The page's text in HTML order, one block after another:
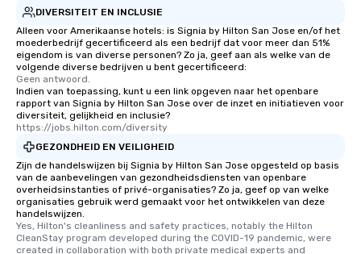
DIVERSITEIT EN INCLUSIE
Alleen voor Amerikaanse hotels: is Signia by Hilton San Jose en/of het
moederbedrijf gecertificeerd als een bedrijf dat voor meer dan 51%
eigendom is van diverse personen? Zo ja, geef aan als welke van de
volgende diverse bedrijven u bent gecertificeerd:
Geen antwoord.
Indien van toepassing, kunt u een link opgeven naar het openbare
rapport van Signia by Hilton San Jose over de inzet en initiatieven voor
diversiteit, gelijkheid en inclusie?
https://jobs.hilton.com/diversity
GEZONDHEID EN VEILIGHEID
Zijn de handelswijzen bij Signia by Hilton San Jose opgesteld op basis
van de aanbevelingen van gezondheidsdiensten van openbare
overheidsinstanties of privé-organisaties? Zo ja, geef op van welke
organisaties gebruik werd gemaakt voor het ontwikkelen van deze
handelswijzen.
Yes, Hilton's cleanliness and safety practices, notably the Hilton
CleanStay program developed during the COVID-19 pandemic, were
created in collaboration with both private medical experts and